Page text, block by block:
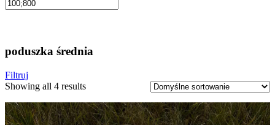
poduszka średnia
Filtruj
Showing all 4 results